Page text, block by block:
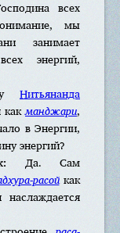
всех
мы
занимает
энергий,
Нитьянанда
какманджари,
в Энергии,
энергий?
Да. Сам
расойкак